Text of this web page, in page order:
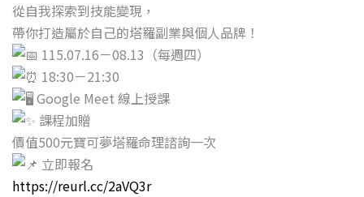
從自我探索到技能變現，
帶你打造屬於自己的塔羅副業與個人品牌！
115.07.16－08.13（每週四）
18:30－21:30
Google Meet 線上授課
課程加贈
價值500元寶可夢塔羅命理諮詢一次
立即報名
https://reurl.cc/2aVQ3r